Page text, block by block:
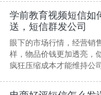
躁动不安和费尽心机。
学前教育视频短信如
送，短信群发公司
眼下的市场行情，经营销
样，物品价钱更加透亮，
疯狂压缩成本才能维持公